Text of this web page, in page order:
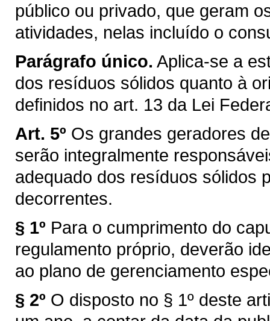
público ou privado, que geram
atividades, nelas incluído o
Parágrafo único. Aplica-se a
dos resíduos sólidos quanto à
definidos no art. 13 da Lei
Art. 5º Os grandes geradores
serão integralmente
adequado dos resíduos sólidos
decorrentes.
§ 1º Para o cumprimento do
regulamento próprio, deverão
ao plano de gerenciamento
§ 2º O disposto no § 1º deste